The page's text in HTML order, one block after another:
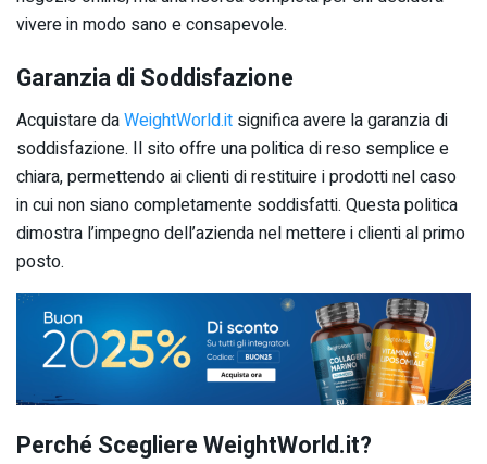
vivere in modo sano e consapevole.
Garanzia di Soddisfazione
Acquistare daWeightWorld.it significa avere la garanzia di
soddisfazione. Il sito offre una politica di reso semplice e
chiara, permettendo ai clienti di restituire i prodotti nel caso
in cui non siano completamente soddisfatti. Questa politica
dimostra l’impegno dell’azienda nel mettere i clienti al primo
posto.
Perché Scegliere WeightWorld.it?